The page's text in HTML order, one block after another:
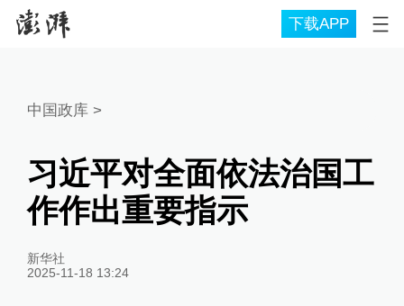
下载APP
中国政库 >
习近平对全面依法治国工
作作出重要指示
新华社
2025-11-18 13:24